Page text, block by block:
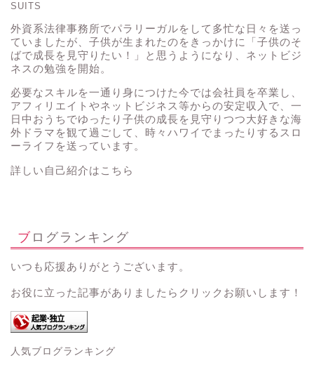
SUITS
外資系法律事務所でパラリーガルをして多忙な日々を送っ
ていましたが、子供が生まれたのをきっかけに「子供のそ
ばで成長を見守りたい！」と思うようになり、ネットビジ
ネスの勉強を開始。
必要なスキルを一通り身につけた今では会社員を卒業し、
アフィリエイトやネットビジネス等からの安定収入で、一
日中おうちでゆったり子供の成長を見守りつつ大好きな海
外ドラマを観て過ごして、時々ハワイでまったりするスロ
ーライフを送っています。
詳しい自己紹介はこちら
ブログランキング
いつも応援ありがとうございます。
お役に立った記事がありましたらクリックお願いします！
人気ブログランキング